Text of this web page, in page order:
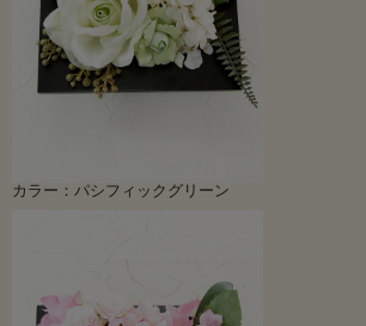
カラー：パシフィックグリーン